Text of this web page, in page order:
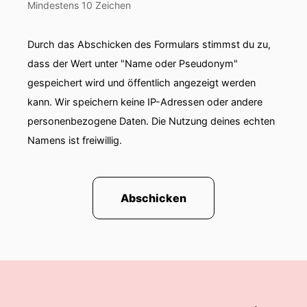
Roschik von The Consumer AI.
ausgesprochen lieber Fabian!
00:01:37: Ja genau genauso.
00:01:39: vielen Dank dass ich hier sein darf.
00:01:41: Ja, das was du anbietest klingt fast so
Wochen, valide Entscheidungen ohne klassische
Marktforschung bevor wir da jetzt einsteigen.
Mindestens 10 Zeichen
Durch das Abschicken des Formulars stimmst du zu,
dass der Wert unter "Name oder Pseudonym"
gespeichert wird und öffentlich angezeigt werden
kann. Wir speichern keine IP-Adressen oder andere
personenbezogene Daten. Die Nutzung deines echten
Namens ist freiwillig.
Abschicken